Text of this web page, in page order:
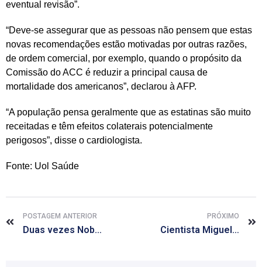
eventual revisão”.
“Deve-se assegurar que as pessoas não pensem que estas
novas recomendações estão motivadas por outras razões,
de ordem comercial, por exemplo, quando o propósito da
Comissão do ACC é reduzir a principal causa de
mortalidade dos americanos”, declarou à AFP.
“A população pensa geralmente que as estatinas são muito
receitadas e têm efeitos colaterais potencialmente
perigosos”, disse o cardiologista.
Fonte: Uol Saúde
POSTAGEM ANTERIOR
Duas vezes Nobel de Química, Frederick Sanger morre aos 95 anos
PRÓXIMO
Cientista Miguel Nicolelis divulga primeiras fotos de exoesqueleto